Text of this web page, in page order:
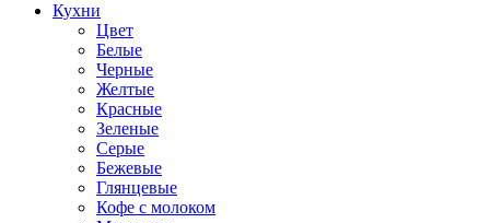
Кухни
Цвет
Белые
Черные
Желтые
Красные
Зеленые
Серые
Бежевые
Глянцевые
Кофе с молоком